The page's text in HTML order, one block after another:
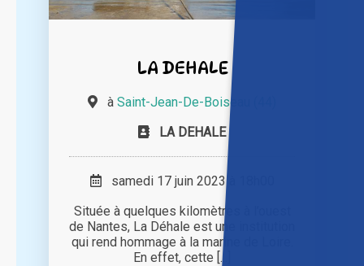
LA DEHALE
à Saint-Jean-De-Boiseau (44)
LA DEHALE
samedi 17 juin 2023 à 18h00
Située à quelques kilomètres à l’ouest
de Nantes, La Déhale est une institution
qui rend hommage à la marine de Loire.
En effet, cette [...]